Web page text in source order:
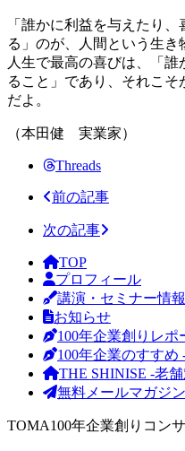
「誰かに利益を与えたり
る」のが、人間という生き
人生で最高の喜びは、「
ること」であり、それこ
だよ。
（本田健 実業家）
Threads
前の記事
次の記事
TOP
プロフィール
講演・セミナー情報
お知らせ
100年企業創りレポ
100年企業のすす
THE SHINISE -老
無料メールマガジ
TOMA100年企業創りコン